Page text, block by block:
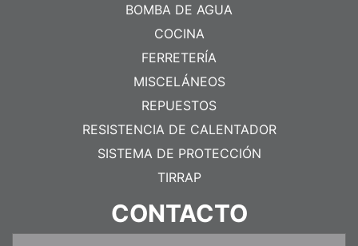
BOMBA DE AGUA
COCINA
FERRETERÍA
MISCELÁNEOS
REPUESTOS
RESISTENCIA DE CALENTADOR
SISTEMA DE PROTECCIÓN
TIRRAP
CONTACTO